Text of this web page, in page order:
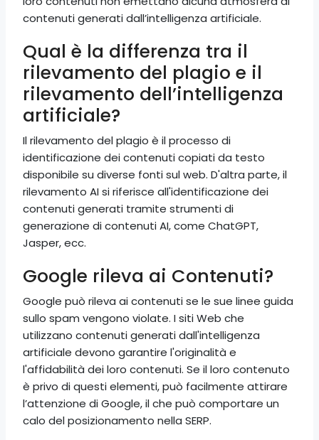
contenuti generati dall’intelligenza artificiale.
Qual è la differenza tra il
rilevamento del plagio e il
rilevamento dell’intelligenza
artificiale?
Il rilevamento del plagio è il processo di
identificazione dei contenuti copiati da testo
disponibile su diverse fonti sul web. D'altra parte, il
rilevamento AI si riferisce all'identificazione dei
contenuti generati tramite strumenti di
generazione di contenuti AI, come ChatGPT,
Jasper, ecc.
Google rileva ai Contenuti?
Google può rileva ai contenuti se le sue linee guida
sullo spam vengono violate. I siti Web che
utilizzano contenuti generati dall'intelligenza
artificiale devono garantire l'originalità e
l'affidabilità dei loro contenuti. Se il loro contenuto
è privo di questi elementi, può facilmente attirare
l’attenzione di Google, il che può comportare un
calo del posizionamento nella SERP.